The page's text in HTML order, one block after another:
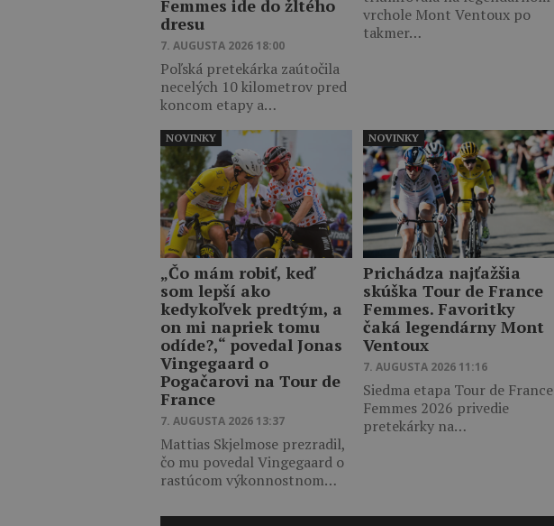
Femmes ide do žltého
dresu
7. AUGUSTA 2026 18:00
Poľská pretekárka zaútočila
necelých 10 kilometrov pred
koncom etapy a…
vrchole Mont Ventoux po
takmer…
„Čo mám robiť, keď
som lepší ako
kedykoľvek predtým, a
on mi napriek tomu
odíde?,“ povedal Jonas
Vingegaard o
Pogačarovi na Tour de
France
7. AUGUSTA 2026 13:37
Mattias Skjelmose prezradil,
čo mu povedal Vingegaard o
rastúcom výkonnostnom…
NOVINKY
Prichádza najťažšia
skúška Tour de France
Femmes. Favoritky
čaká legendárny Mont
Ventoux
7. AUGUSTA 2026 11:16
Siedma etapa Tour de France
Femmes 2026 privedie
pretekárky na…
NOVINKY